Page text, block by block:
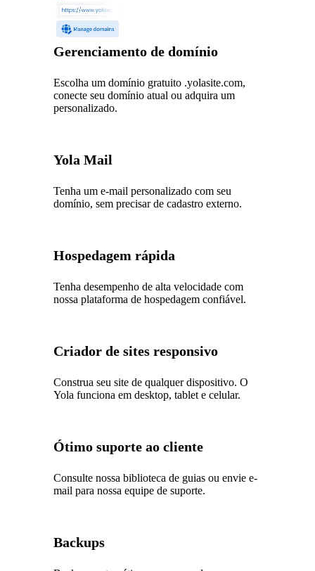
Gerenciamento de domínio
Escolha um domínio gratuito .yolasite.com,
conecte seu domínio atual ou adquira um
personalizado.
Yola Mail
Tenha um e-mail personalizado com seu
domínio, sem precisar de cadastro externo.
Hospedagem rápida
Tenha desempenho de alta velocidade com
nossa plataforma de hospedagem confiável.
Criador de sites responsivo
Construa seu site de qualquer dispositivo. O
Yola funciona em desktop, tablet e celular.
Ótimo suporte ao cliente
Consulte nossa biblioteca de guias ou envie e-
mail para nossa equipe de suporte.
Backups